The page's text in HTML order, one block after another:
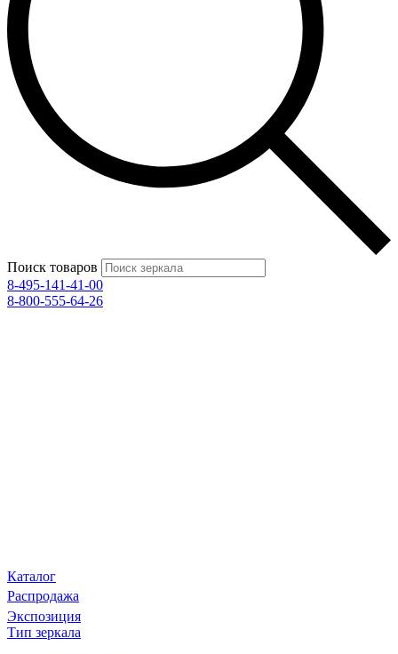
Поиск товаров
8-495-141-41-00
8-800-555-64-26
Каталог
Распродажа
Экспозиция
Тип зеркала